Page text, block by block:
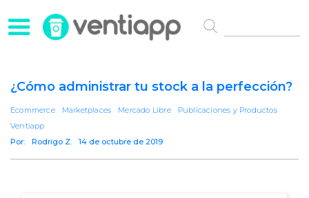
¿Cómo administrar tu stock a la perfección?
Ecommerce Marketplaces Mercado Libre
Publicaciones y Productos
Ventiapp
Por:
Rodrigo Z. 14 de octubre de 2019